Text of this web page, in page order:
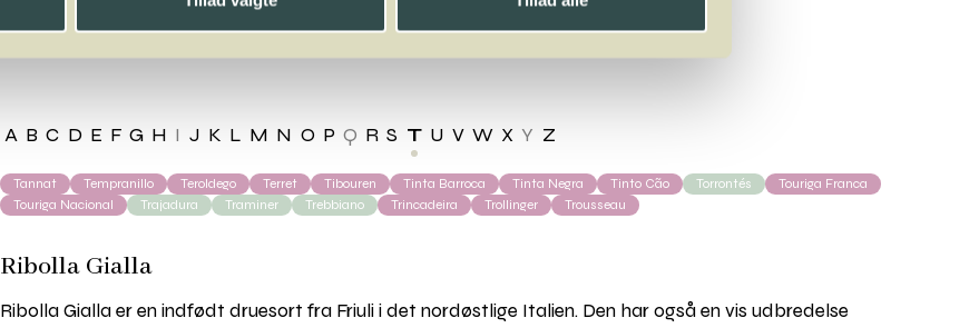
A B C D E F G H I J K L M N O P Q R S T U V W X Y Z
Tannat Tempranillo Teroldego Terret Tibouren Tinta Barroca Tinta Negra Tinto Cão Torrontés
Touriga Franca
Touriga Nacional
Trajadura Traminer Trebbiano Trincadeira Trollinger Trousseau
Ribolla Gialla
Ribolla Gialla er en indfødt druesort fra Friuli i det nordøstlige Italien. Den har også en vis udbredelse